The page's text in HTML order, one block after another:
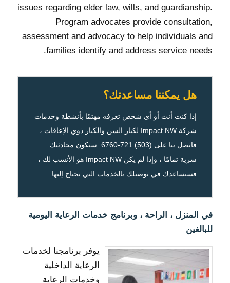
issues regarding elder law, wills, and guardianship.
Program advocates provide consultation,
assessment and advocacy to help individuals and
families identify and address service needs.
هل يمكننا مساعدتك؟
إذا كنت أنت أو أي شخص تعرفه مهتمًا بأنشطة وخدمات
شركة Impact NW لكبار السن والكبار ذوي الإعاقات ،
فاتصل بنا على (503) 721-6760. ستكون محادثتك
سرية تمامًا ، وإذا لم يكن Impact NW هو الأنسب لك ،
فسنساعدك في توصيلك بالخدمات التي تحتاج إليها.
في المنزل ، الراحة ، وبرنامج خدمات الرعاية اليومية
للبالغين
يوفر برنامجنا لخدمات
الرعاية الداخلية
وخدمات الرعاية